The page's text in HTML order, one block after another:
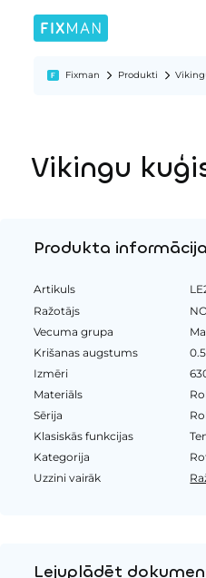
Fixman Produkti
Vikingu
Produkta informācija
Artikuls
Ražotājs
Vecuma grupa
Krišanas augstums
Izmēri
Materiāls
Sērija
Klasiskās funkcijas
Kategorija
Uzzini vairāk
Lejuplādēt